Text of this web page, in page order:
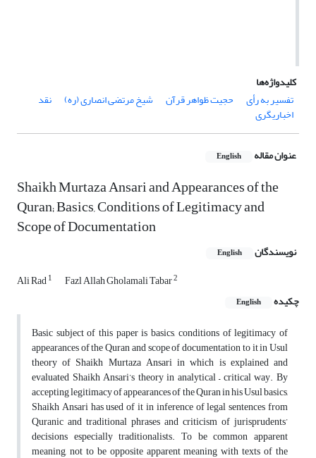
کلیدواژه‌ها
تفسیر به رأی
حجیت ظواهر قرآن شیخ مرتضی انصاری (ره) نقد
اخباریگری
عنوان مقاله English
Shaikh Murtaza Ansari and Appearances of the
Quran; Basics, Conditions of Legitimacy and
Scope of Documentation
نویسندگان English
Ali Rad1 Fazl Allah Gholamali Tabar2
چکیده English
Basic subject of this paper is basics, conditions of legitimacy of
appearances of the Quran and scope of documentation to it in Usul
theory of Shaikh Murtaza Ansari in which is explained and
evaluated Shaikh Ansari’s theory in analytical – critical way. By
accepting legitimacy of appearances of the Quran in his Usul basics,
Shaikh Ansari has used of it in inference of legal sentences from
Quranic and traditional phrases and criticism of jurisprudents’
decisions especially traditionalists. To be common apparent
meaning, not to be opposite apparent meaning with texts of the